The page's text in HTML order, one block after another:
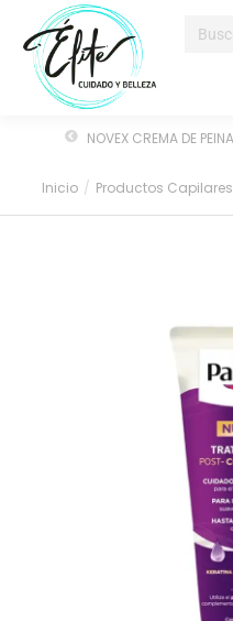
Estás aquí:
Inicio Productos Capilares